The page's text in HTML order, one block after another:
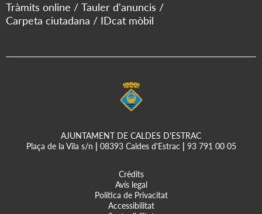
Tràmits online
Tauler d'anuncis
Carpeta ciutadana
IDcat mòbil
AJUNTAMENT DE CALDES D'ESTRAC
Plaça de la Vila s/n
08393 Caldes d'Estrac 93 791 00 05
Crèdits
Avís legal
Política de Privacitat
Accessibilitat